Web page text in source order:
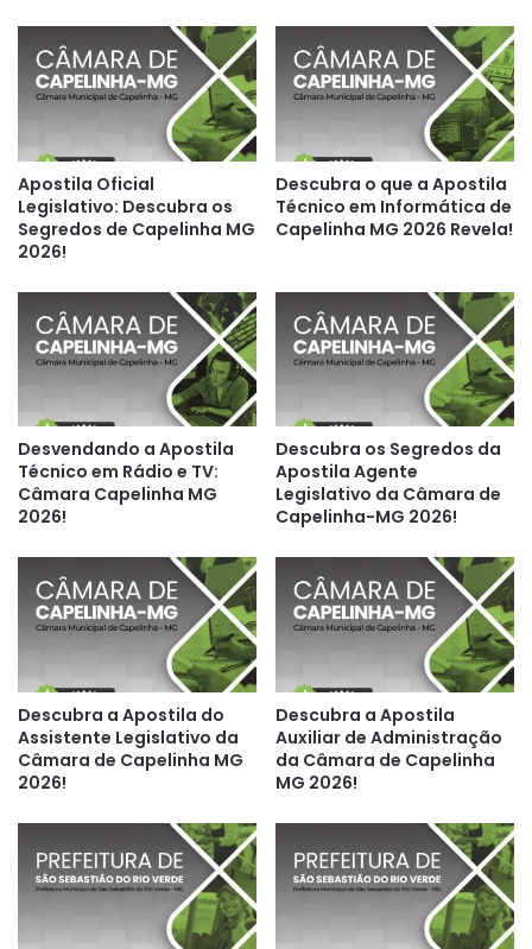
Apostila Oficial
Legislativo: Descubra os
Segredos de Capelinha MG
2026!
Descubra o que a Apostila
Técnico em Informática de
Capelinha MG 2026 Revela!
Desvendando a Apostila
Técnico em Rádio e TV:
Câmara Capelinha MG
2026!
Descubra os Segredos da
Apostila Agente
Legislativo da Câmara de
Capelinha-MG 2026!
Descubra a Apostila do
Assistente Legislativo da
Câmara de Capelinha MG
2026!
Descubra a Apostila
Auxiliar de Administração
da Câmara de Capelinha
MG 2026!